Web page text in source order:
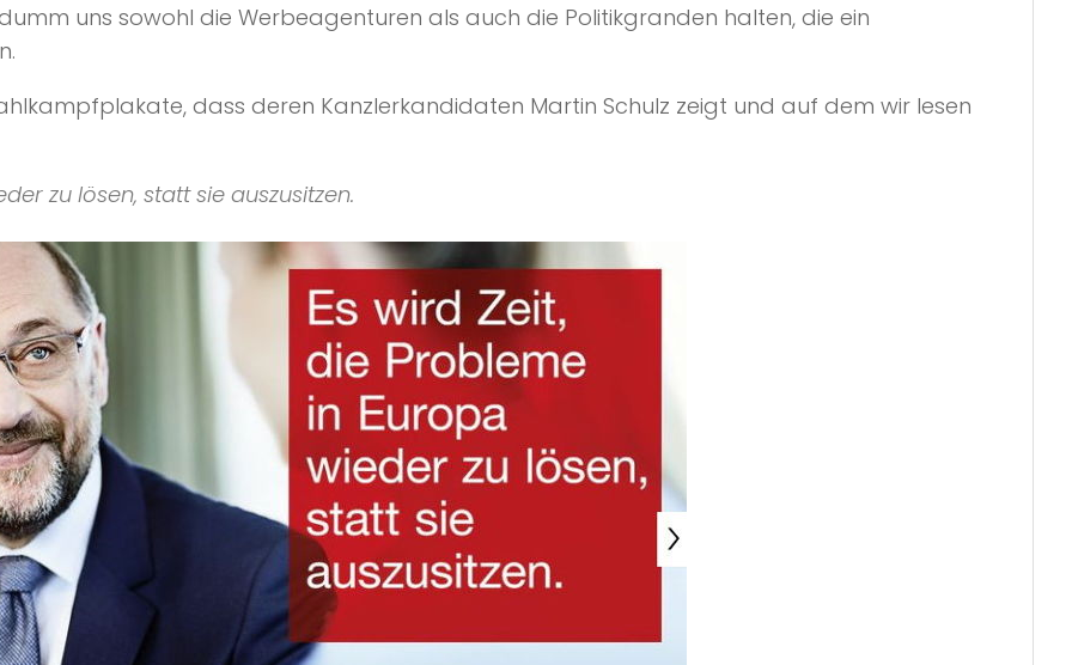
uns sowohl die Werbeagenturen als auch die Politikgranden halten, die ein
dass deren Kanzlerkandidaten Martin Schulz zeigt und auf dem wir lesen
zu lösen, statt sie auszusitzen.